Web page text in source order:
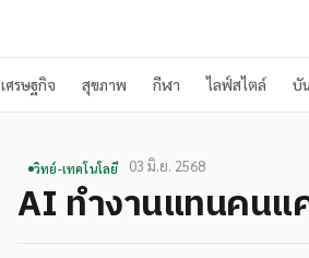
เศรษฐกิจ สุขภาพ กีฬา ไลฟ์สไตล์ บั
วิทย์-เทคโนโลยี 03 มิ.ย. 2568
AI ทำงานแทนคนแ